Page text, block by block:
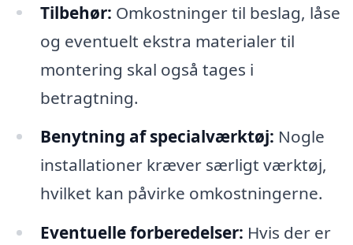
Tilbehør: Omkostninger til beslag, låse
og eventuelt ekstra materialer til
montering skal også tages i
betragtning.
Benytning af specialværktøj: Nogle
installationer kræver særligt værktøj,
hvilket kan påvirke omkostningerne.
Eventuelle forberedelser: Hvis der er